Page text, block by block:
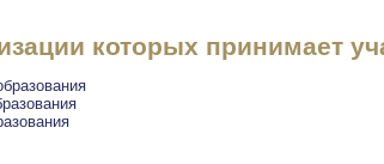
которых принимает